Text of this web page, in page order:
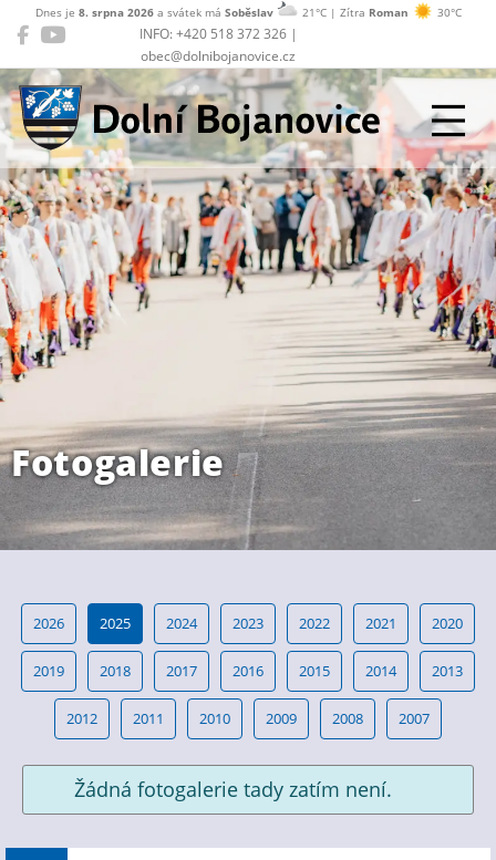
INFO: +420 518 372 326 |
obec@dolnibojanovice.cz
Dnes je 8. srpna 2026a svátek má Soběslav 21°C | Zítra Roman 30°C
Dolní Bojanovice
Fotogalerie
2026 2025 2024 2023 2022 2021 2020
2019 2018 2017 2016 2015 2014 2013
2012 2011 2010 2009 2008 2007
Žádná fotogalerie tady zatím není.